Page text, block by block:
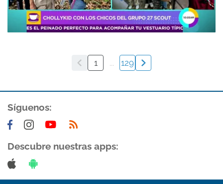
1 ... 129
Síguenos:
Descubre nuestras apps: